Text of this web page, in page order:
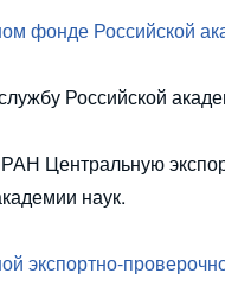
фонде Российской
Российской
Центральную
наук.
экспортно-